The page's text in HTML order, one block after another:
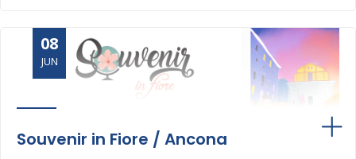
08
JUN
Souvenir in Fiore / Ancona